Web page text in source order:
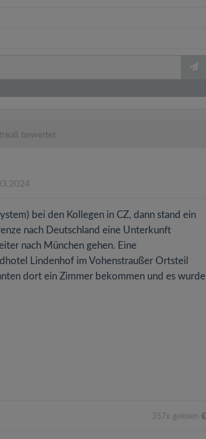
bewertet
bei den Kollegen in CZ, dann stand ein
nach Deutschland eine Unterkunft
nach München gehen. Eine
Lindenhof im Vohenstraußer Ortsteil
dort ein Zimmer bekommen und es wurde
357x gelesen